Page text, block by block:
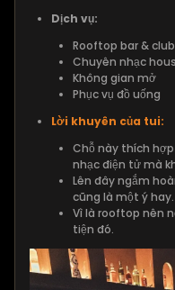
Dịch vụ:
Rooftop bar & club
Chuyên nhạc
Không gian mở
Phục vụ đồ uống
Lời khuyên của tui:
Chỗ này thích
nhạc điện tử mà
Lên đây ngắm
cũng là một ý hay.
Vì là rooftop nên
tiện đó.